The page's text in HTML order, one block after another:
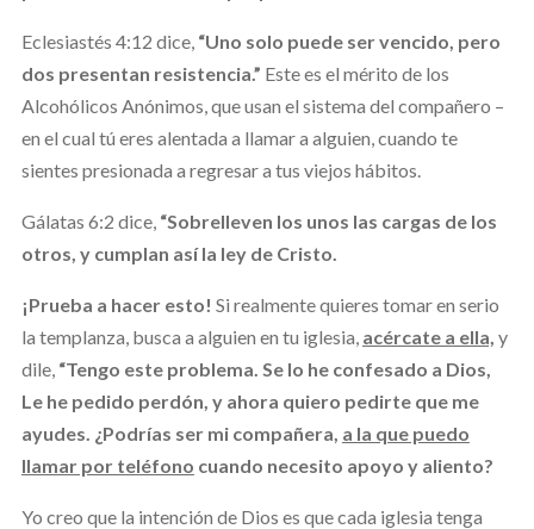
Eclesiastés 4:12 dice, “Uno solo puede ser vencido, pero
dos presentan resistencia.” Este es el mérito de los
Alcohólicos Anónimos, que usan el sistema del compañero –
en el cual tú eres alentada a llamar a alguien, cuando te
sientes presionada a regresar a tus viejos hábitos.
Gálatas 6:2 dice, “Sobrelleven los unos las cargas de los
otros, y cumplan así la ley de Cristo.
¡Prueba a hacer esto! Si realmente quieres tomar en serio
la templanza, busca a alguien en tu iglesia, acércate a ella, y
dile, “Tengo este problema. Se lo he confesado a Dios,
Le he pedido perdón, y ahora quiero pedirte que me
ayudes. ¿Podrías ser mi compañera, a la que puedo
llamar por teléfono cuando necesito apoyo y aliento?
Yo creo que la intención de Dios es que cada iglesia tenga